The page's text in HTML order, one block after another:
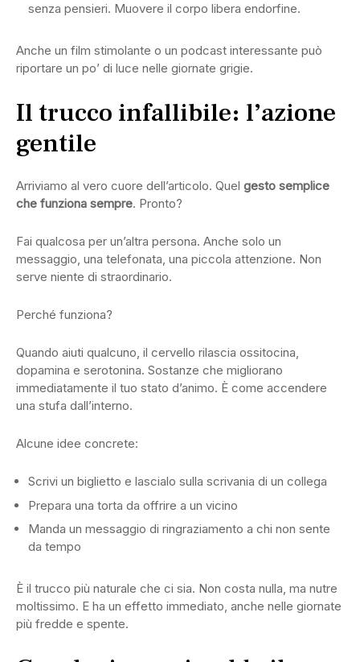
senza pensieri. Muovere il corpo libera endorfine.
Anche un film stimolante o un podcast interessante può
riportare un po’ di luce nelle giornate grigie.
Il trucco infallibile: l’azione
gentile
Arriviamo al vero cuore dell’articolo. Quel gesto semplice
che funziona sempre. Pronto?
Fai qualcosa per un’altra persona. Anche solo un
messaggio, una telefonata, una piccola attenzione. Non
serve niente di straordinario.
Perché funziona?
Quando aiuti qualcuno, il cervello rilascia ossitocina,
dopamina e serotonina. Sostanze che migliorano
immediatamente il tuo stato d’animo. È come accendere
una stufa dall’interno.
Alcune idee concrete:
Scrivi un biglietto e lascialo sulla scrivania di un collega
Prepara una torta da offrire a un vicino
Manda un messaggio di ringraziamento a chi non sente
da tempo
È il trucco più naturale che ci sia. Non costa nulla, ma nutre
moltissimo. E ha un effetto immediato, anche nelle giornate
più fredde e spente.